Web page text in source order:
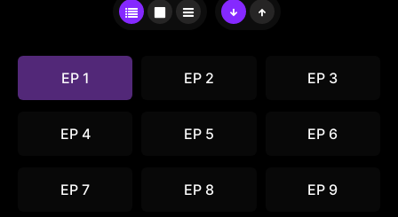
EP 1 EP 2 EP 3
EP 4 EP 5 EP 6
EP 7 EP 8 EP 9